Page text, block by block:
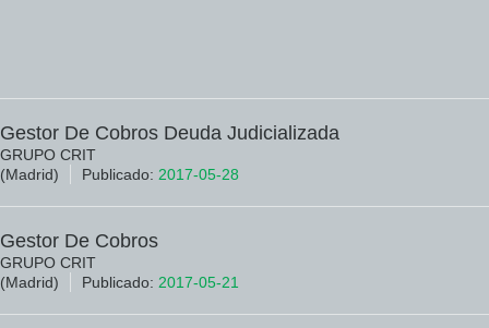
Gestor De Cobros Deuda Judicializada
GRUPO CRIT
(Madrid)
Publicado: 2017-05-28
Gestor De Cobros
GRUPO CRIT
(Madrid)
Publicado: 2017-05-21